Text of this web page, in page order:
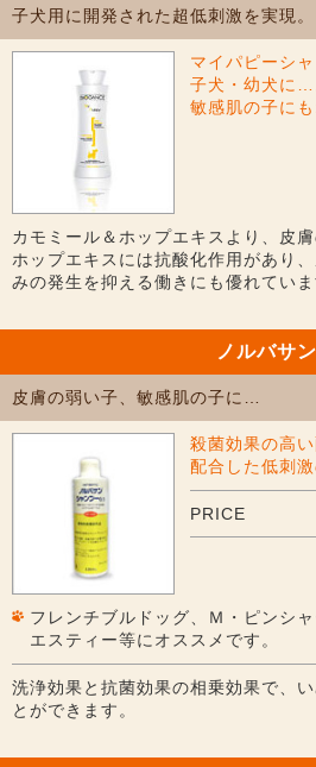
子犬用に開発された超低刺激を実現。
マイパピーシ
子犬・幼犬に…
敏感肌の子にも
カモミール＆ホップエキスより、皮
ホップエキスには抗酸化作用があり
みの発生を抑える働きにも優れていま
ノルバサン
皮膚の弱い子、敏感肌の子に…
殺菌効果の高
配合した低刺
PRICE
フレンチブルドッグ、Ｍ・ピンシ
エスティー等にオススメです。
洗浄効果と抗菌効果の相乗効果で、
とができます。